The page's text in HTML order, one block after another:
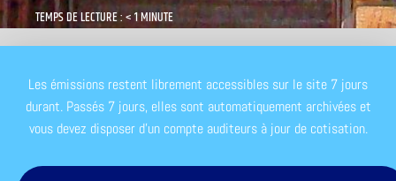
TEMPS DE LECTURE : < 1 MINUTE
Les émissions restent librement accessibles sur le site 7 jours
durant. Passés 7 jours, elles sont automatiquement archivées et
vous devez disposer d'un compte auditeurs à jour de cotisation.